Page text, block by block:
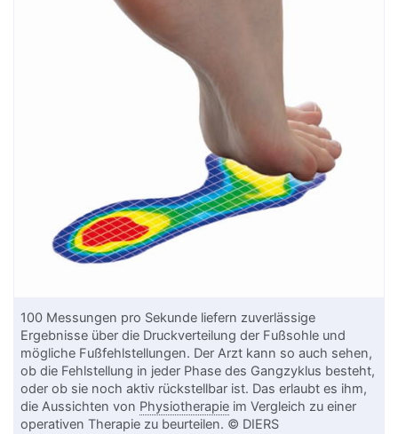
100 Messungen pro Sekunde liefern zuverlässige
Ergebnisse über die Druckverteilung der Fußsohle und
mögliche Fußfehlstellungen. Der Arzt kann so auch sehen,
ob die Fehlstellung in jeder Phase des Gangzyklus besteht,
oder ob sie noch aktiv rückstellbar ist. Das erlaubt es ihm,
die Aussichten von Physiotherapie im Vergleich zu einer
operativen Therapie zu beurteilen. © DIERS